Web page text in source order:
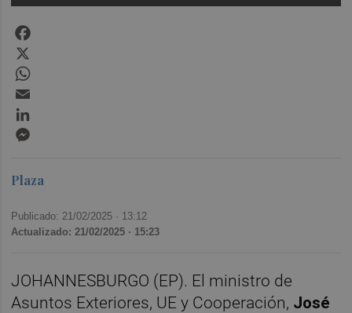
Plaza
Publicado: 21/02/2025 · 13:12
Actualizado: 21/02/2025 · 15:23
JOHANNESBURGO (EP). El ministro de
Asuntos Exteriores, UE y Cooperación, José